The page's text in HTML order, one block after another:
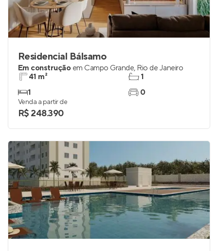
Residencial Bálsamo
Em construção em Campo Grande, Rio de Janeiro
41 m²
1
1
0
Venda a partir de
R$ 248.390